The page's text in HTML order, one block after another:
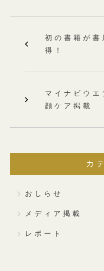
初の書籍が書
得！
マイナビウエ
顔ケア掲載
カ
おしらせ
メディア掲載
レポート